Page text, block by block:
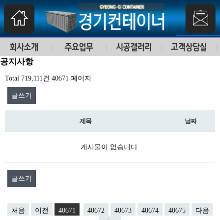
공지사항
Total 719,111건 40671 페이지
글쓰기
제목 날짜
게시물이 없습니다.
글쓰기
처음 이전 40671 40672 40673 40674 40675
다음